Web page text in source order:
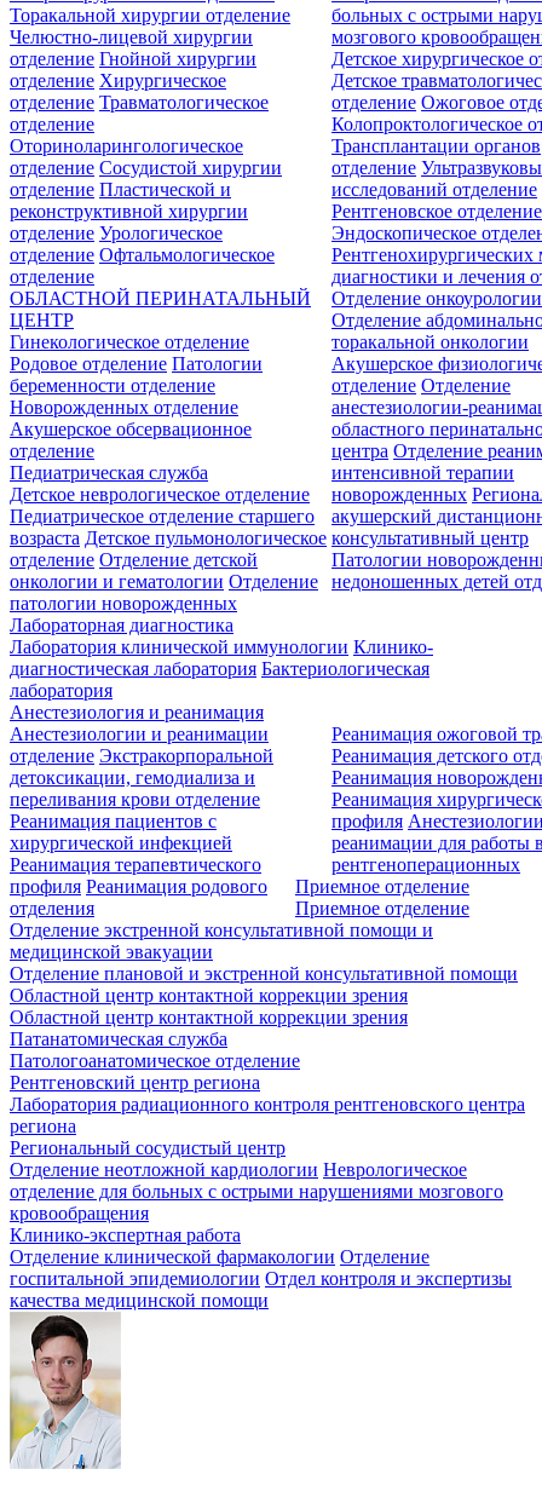
больных с острыми
мозгового
Торакальной хирургии отделение
Челюстно-лицевой хирургии
отделение Гнойной хирургии
отделение Хирургическое
отделение Травматологическое
отделение
Оториноларингологическое
отделение Сосудистой хирургии
отделение Пластической и
реконструктивной хирургии
отделение Урологическое
отделение Офтальмологическое
отделение
Детское хирургическое
Детское
отделение Ожоговое
Колопроктологическое
Трансплантации органов
отделение
исследований отделение
Рентгеновское отделение
Эндоскопическое
Рентгенохирургических
диагностики и лечения
Отделение онкоурологии
Отделение
торакальной онкологии
ОБЛАСТНОЙ ПЕРИНАТАЛЬНЫЙ
ЦЕНТР
Гинекологическое отделение
Родовое отделение Патологии
беременности отделение
Новорожденных отделение
Акушерское обсервационное
отделение
Акушерское
отделение Отделение
анестезиологии-
областного
центра Отделение
интенсивной терапии
новорожденных
акушерский
консультативный центр
Патологии
недоношенных детей
Педиатрическая служба
Детское неврологическое отделение
Педиатрическое отделение старшего
возраста Детское пульмонологическое
отделение Отделение детской
онкологии и гематологии Отделение
патологии новорожденных
Лабораторная диагностика
Лаборатория клинической иммунологии Клинико-
диагностическая лаборатория Бактериологическая
лаборатория
Анестезиология и реанимация
Анестезиологии и реанимации
отделение Экстракорпоральной
детоксикации, гемодиализа и
переливания крови отделение
Реанимация пациентов с
хирургической инфекцией
Реанимация терапевтического
профиля Реанимация родового
отделения
Реанимация ожоговой
Реанимация детского
Реанимация
Реанимация
профиля
реанимации для работы
рентгеноперационных
Приемное отделение
Приемное отделение
Отделение экстренной консультативной помощи и
медицинской эвакуации
Отделение плановой и экстренной консультативной помощи
Областной центр контактной коррекции зрения
Областной центр контактной коррекции зрения
Патанатомическая служба
Патологоанатомическое отделение
Рентгеновский центр региона
Лаборатория радиационного контроля рентгеновского центра
региона
Региональный сосудистый центр
Отделение неотложной кардиологии Неврологическое
отделение для больных с острыми нарушениями мозгового
кровообращения
Клинико-экспертная работа
Отделение клинической фармакологии Отделение
госпитальной эпидемиологии Отдел контроля и экспертизы
качества медицинской помощи